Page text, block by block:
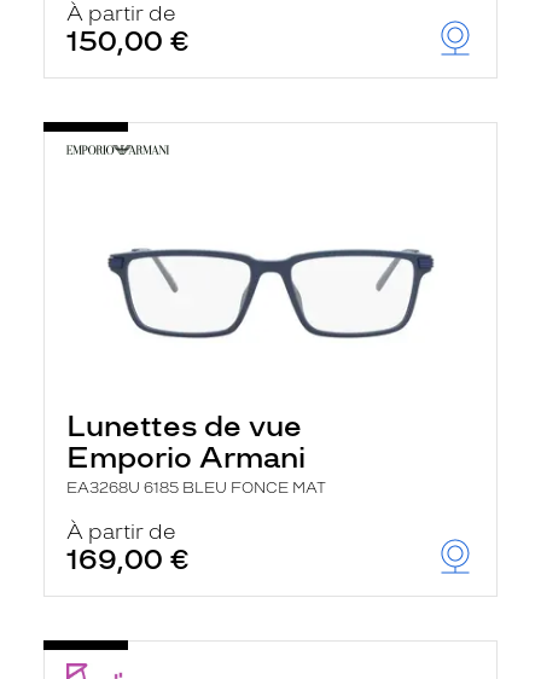
À partir de
150,00 €
Lunettes de vue
Emporio Armani
EA3268U 6185 BLEU FONCE MAT
À partir de
169,00 €